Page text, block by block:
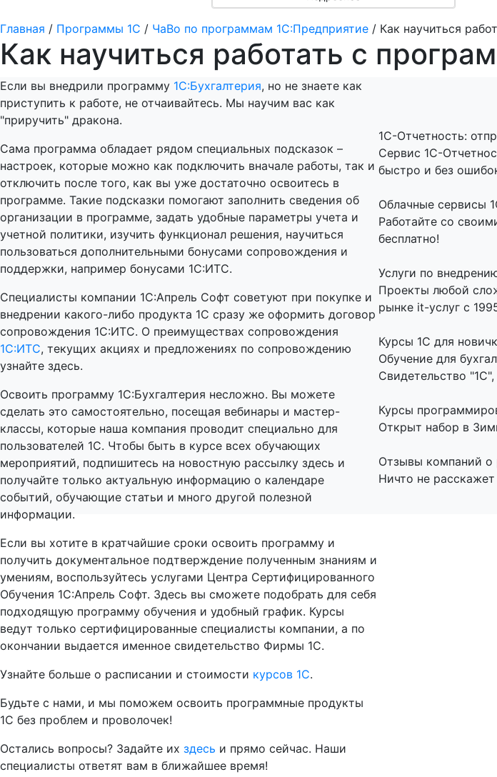
Главная / Программы 1С / ЧаВо по программам 1С:Предприятие / Как научиться
Как научиться работать с
Если вы внедрили программу 1С:Бухгалтерия, но не знаете как
приступить к работе, не отчаивайтесь. Мы научим вас как
"приручить" дракона.
Сама программа обладает рядом специальных подсказок –
настроек, которые можно как подключить вначале работы, так и
отключить после того, как вы уже достаточно освоитесь в
программе. Такие подсказки помогают заполнить сведения об
организации в программе, задать удобные параметры учета и
учетной политики, изучить функционал решения, научиться
пользоваться дополнительными бонусами сопровождения и
поддержки, например бонусами 1С:ИТС.
Специалисты компании 1С:Апрель Софт советуют при покупке и
внедрении какого-либо продукта 1С сразу же оформить договор
сопровождения 1С:ИТС. О преимуществах сопровождения
1С:ИТС, текущих акциях и предложениях по сопровождению
узнайте здесь.
Освоить программу 1С:Бухгалтерия несложно. Вы можете
сделать это самостоятельно, посещая вебинары и мастер-
классы, которые наша компания проводит специально для
пользователей 1С. Чтобы быть в курсе всех обучающих
мероприятий, подпишитесь на новостную рассылку здесь и
получайте только актуальную информацию о календаре
событий, обучающие статьи и много другой полезной
информации.
Если вы хотите в кратчайшие сроки освоить программу и
получить документальное подтверждение полученным знаниям и
умениям, воспользуйтесь услугами Центра Сертифицированного
Обучения 1С:Апрель Софт. Здесь вы сможете подобрать для себя
подходящую программу обучения и удобный график. Курсы
ведут только сертифицированные специалисты компании, а по
окончании выдается именное свидетельство Фирмы 1С.
Узнайте больше о расписании и стоимости курсов 1С.
Будьте с нами, и мы поможем освоить программные продукты
1С без проблем и проволочек!
Остались вопросы? Задайте их здесь и прямо сейчас. Наши
специалисты ответят вам в ближайшее время!
1C-Отчетность:
Сервис 1С-
быстро и без
Облачные сервисы
Работайте со
бесплатно!
Услуги по
Проекты любой
рынке it-услуг с
Курсы 1С для
Обучение для
Свидетельство
Курсы
Открыт набор в
Отзывы компаний о
Ничто не